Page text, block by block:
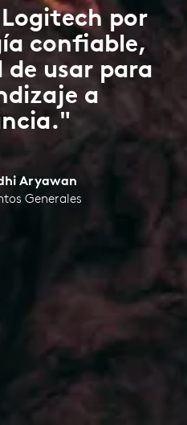
por
confiable,
usar para
a
Aryawan
Generales